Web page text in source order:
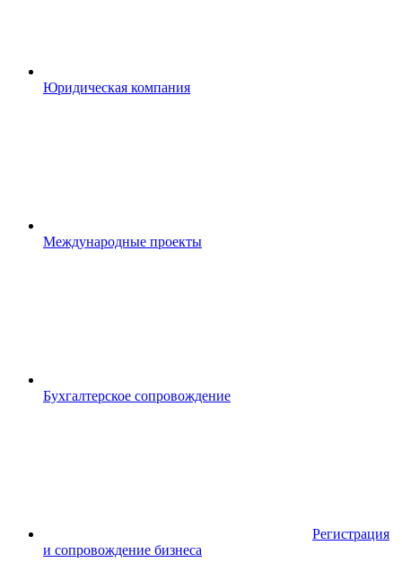
Юридическая компания
Международные проекты
Бухгалтерское сопровождение
Регистрация
и сопровождение бизнеса